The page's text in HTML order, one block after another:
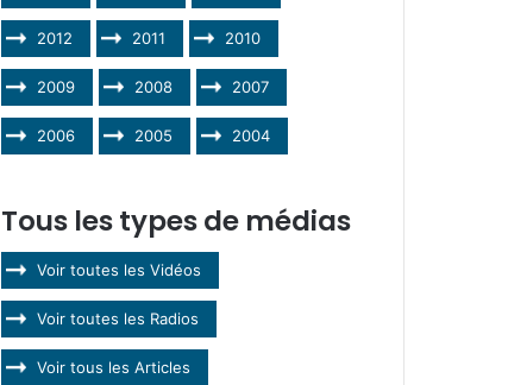
2012 2011 2010
2009 2008 2007
2006 2005 2004
Tous les types de médias
Voir toutes les Vidéos
Voir toutes les Radios
Voir tous les Articles